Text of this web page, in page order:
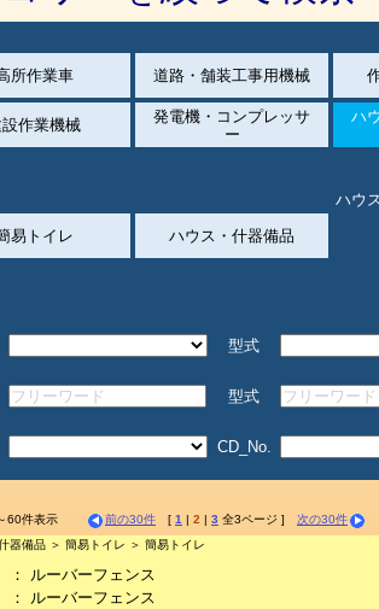
所作業車 道路・舗装工事用機械
作業機械
発電機・コンプレッサ
ー
ハ
ハウ
易トイレ
ハウス・什器備品
型式
型式
CD_No.
60件表示 前の30件 [ 1 | 2 | 3 全3ページ ] 次の30件
器備品 ＞ 簡易トイレ ＞ 簡易トイレ
： ルーバーフェンス
： ルーバーフェンス